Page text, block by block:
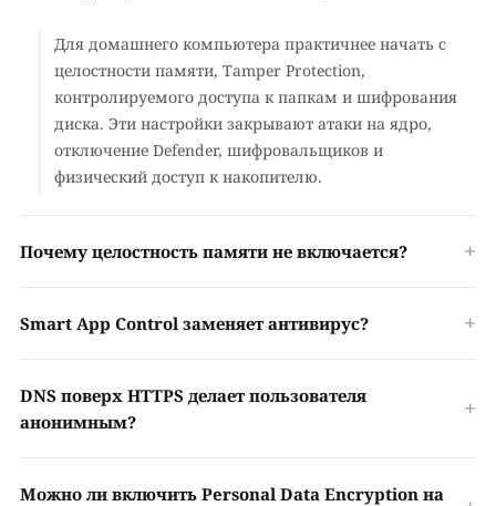
Для домашнего компьютера практичнее начать с
целостности памяти, Tamper Protection,
контролируемого доступа к папкам и шифрования
диска. Эти настройки закрывают атаки на ядро,
отключение Defender, шифровальщиков и
физический доступ к накопителю.
Почему целостность памяти не включается?
Smart App Control заменяет антивирус?
DNS поверх HTTPS делает пользователя
анонимным?
Можно ли включить Personal Data Encryption на